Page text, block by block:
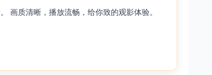
画质清晰，播放流畅，给你致的观影体验。